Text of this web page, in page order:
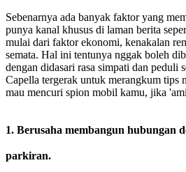
Sebenarnya ada banyak faktor yang
punya kanal khusus di laman berita
mulai dari faktor ekonomi, kenakalan
semata. Hal ini tentunya nggak boleh
dengan didasari rasa simpati dan peduli
Capella tergerak untuk merangkum tips
mau mencuri spion mobil kamu, jika
1. Berusaha membangun hubungan
parkiran.